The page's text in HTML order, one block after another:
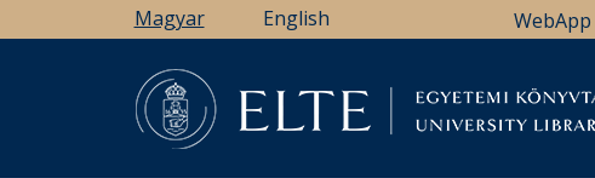
a
Magyar English WebApp